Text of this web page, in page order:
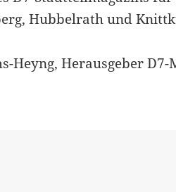
Hubbelrath und
Heyng, Herausgeber D7-